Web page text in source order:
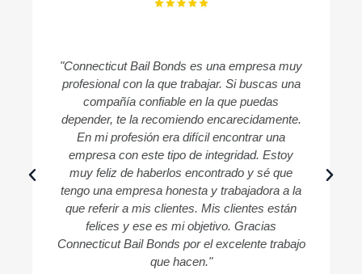
"Connecticut Bail Bonds es una empresa muy
profesional con la que trabajar. Si buscas una
compañía confiable en la que puedas
depender, te la recomiendo encarecidamente.
En mi profesión era difícil encontrar una
empresa con este tipo de integridad. Estoy
muy feliz de haberlos encontrado y sé que
tengo una empresa honesta y trabajadora a la
que referir a mis clientes. Mis clientes están
felices y ese es mi objetivo. Gracias
Connecticut Bail Bonds por el excelente trabajo
que hacen."